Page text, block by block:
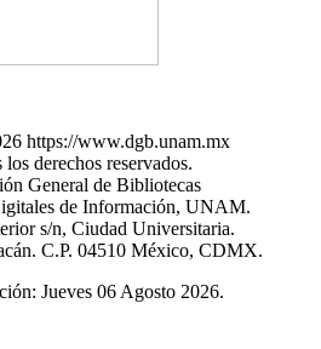
https://www.dgb.unam.mx
los derechos reservados.
General de Bibliotecas
de Información, UNAM.
s/n, Ciudad Universitaria.
C.P. 04510 México, CDMX.
Jueves 06 Agosto 2026.